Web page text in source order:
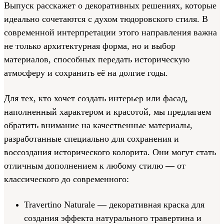
Выпуск расскажет о декоративных решениях, которые
идеально сочетаются с духом тюдоровского стиля. В
современной интерпретации этого направления важна
не только архитектурная форма, но и выбор
материалов, способных передать историческую
атмосферу и сохранить её на долгие годы.
Для тех, кто хочет создать интерьер или фасад,
наполненный характером и красотой, мы предлагаем
обратить внимание на качественные материалы,
разработанные специально для сохранения и
воссоздания исторического колорита. Они могут стать
отличным дополнением к любому стилю — от
классического до современного:
Travertino Naturale — декоративная краска для
создания эффекта натурального травертина и